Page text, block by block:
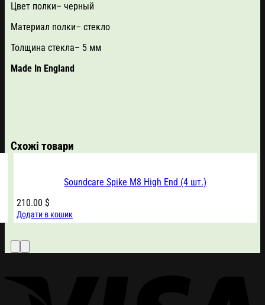
Цвет полки– черный
Материал полки– стекло
Толщина стекла– 5 мм
Made In England
Схожі товари
Soundcare Spike M8 High End (4 шт.)
210.00 $
Додати в кошик